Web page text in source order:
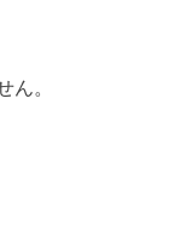
ん。